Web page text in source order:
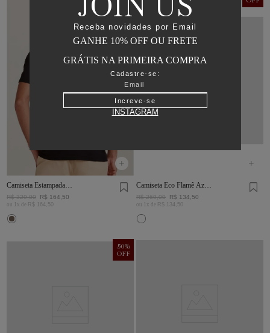
Camiseta Estampada
Girassol Preta
R$ 329,00 R$ 164,50
ou x de R$ 50
Camiseta Eco Flamê Azul
R$ 269,00 R$ 134,50
ou x de R$ 134 50
50%
OFF
Receba novidades por Email
GANHE 10% OFF OU FRETE
GRÁTIS NA PRIMEIRA COMPRA
Cadastre-se:
Increve-se
INSTAGRAM